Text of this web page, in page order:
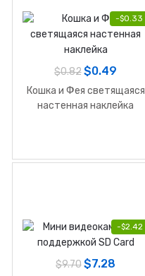
-$0.33
$0.82 $0.49
Кошка и Фея светящаяся
настенная наклейка
-$2.42
$9.70 $7.28